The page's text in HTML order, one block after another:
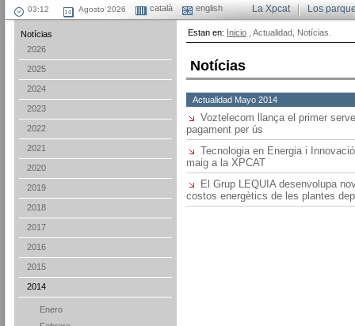
Agosto 2026 català english Los
La Xpcat
Notícias
2026
2025
2024
2023
2022
2021
2020
2019
2018
2017
2016
2015
2014
Enero
Estan en: Inicio , Actualidad, Notícias.
Notícias
Actualidad Mayo 2014
Voztelecom llança el primer
pagament per ús
Tecnologia en Energia i
maig a la XPCAT
El Grup LEQUIA desenvolupa
costos energètics de les plantes